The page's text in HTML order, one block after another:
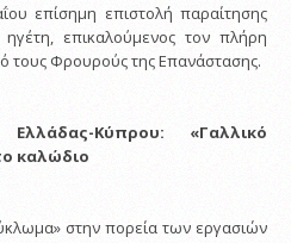
επίσημη επιστολή παραίτησης
επικαλούμενος τον πλήρη
τους Φρουρούς της Επανάστασης.
Ελλάδας-Κύπρου: «Γαλλικό
καλώδιο
στην πορεία των εργασιών